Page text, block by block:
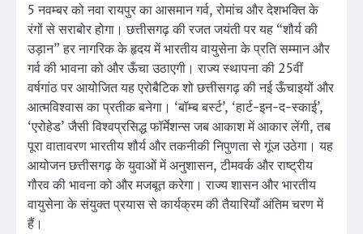
5 नवम्बर को नवा रायपुर का आसमान गर्व, रोमांच और देशभक्ति के
रंगों से सराबोर होगा। छत्तीसगढ़ की रजत जयंती पर यह “शौर्य की
उड़ान” हर नागरिक के हृदय में भारतीय वायुसेना के प्रति सम्मान और
गर्व की भावना को और ऊँचा उठाएगी। राज्य स्थापना की 25वीं
वर्षगांठ पर आयोजित यह एरोबैटिक शो छत्तीसगढ़ की नई ऊँचाइयों और
आत्मविश्वास का प्रतीक बनेगा। ‘बॉम्ब बर्स्ट’, ‘हार्ट-इन-द-स्काई’,
‘एरोहेड’ जैसी विश्वप्रसिद्ध फॉर्मेशन्स जब आकाश में आकार लेंगी, तब
पूरा वातावरण भारतीय शौर्य और तकनीकी निपुणता से गूंज उठेगा। यह
आयोजन छत्तीसगढ़ के युवाओं में अनुशासन, टीमवर्क और राष्ट्रीय
गौरव की भावना को और मजबूत करेगा। राज्य शासन और भारतीय
वायुसेना के संयुक्त प्रयास से कार्यक्रम की तैयारियाँ अंतिम चरण में
हैं।